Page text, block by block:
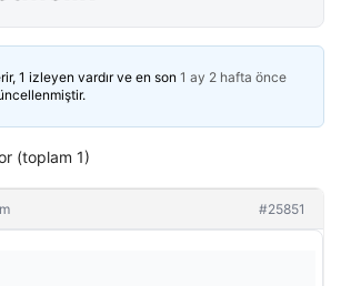
1 izleyen vardır ve en son 1 ay 2 hafta önce
(toplam 1)
#25851